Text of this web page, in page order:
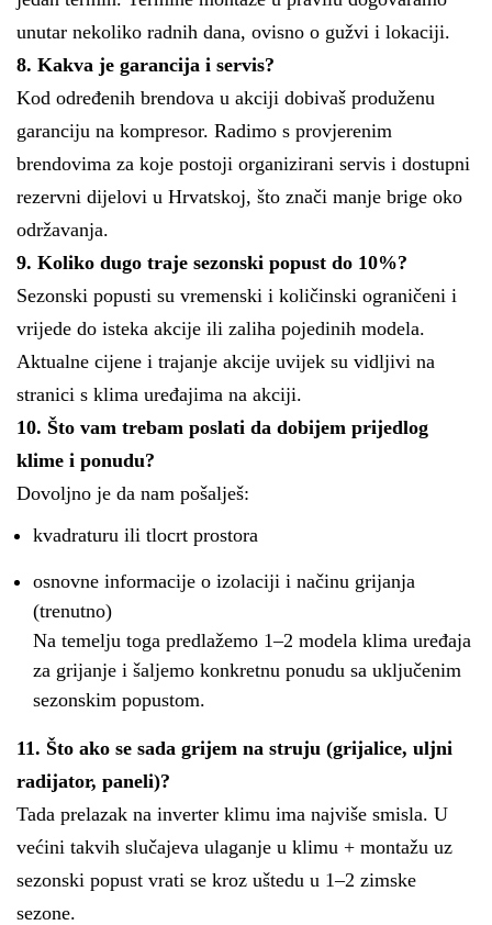
unutar nekoliko radnih dana, ovisno o gužvi i lokaciji.
8. Kakva je garancija i servis?
Kod određenih brendova u akciji dobivaš produženu
garanciju na kompresor. Radimo s provjerenim
brendovima za koje postoji organizirani servis i dostupni
rezervni dijelovi u Hrvatskoj, što znači manje brige oko
održavanja.
9. Koliko dugo traje sezonski popust do 10%?
Sezonski popusti su vremenski i količinski ograničeni i
vrijede do isteka akcije ili zaliha pojedinih modela.
Aktualne cijene i trajanje akcije uvijek su vidljivi na
stranici s klima uređajima na akciji.
10. Što vam trebam poslati da dobijem prijedlog
klime i ponudu?
Dovoljno je da nam pošalješ:
kvadraturu ili tlocrt prostora
osnovne informacije o izolaciji i načinu grijanja
(trenutno)
Na temelju toga predlažemo 1–2 modela klima uređaja
za grijanje i šaljemo konkretnu ponudu sa uključenim
sezonskim popustom.
11. Što ako se sada grijem na struju (grijalice, uljni
radijator, paneli)?
Tada prelazak na inverter klimu ima najviše smisla. U
većini takvih slučajeva ulaganje u klimu + montažu uz
sezonski popust vrati se kroz uštedu u 1–2 zimske
sezone.